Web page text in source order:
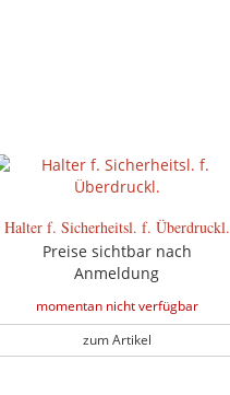
Halter f. Sicherheitsl. f. Überdruckl.
Preise sichtbar nach
Anmeldung
momentan nicht verfügbar
zum Artikel